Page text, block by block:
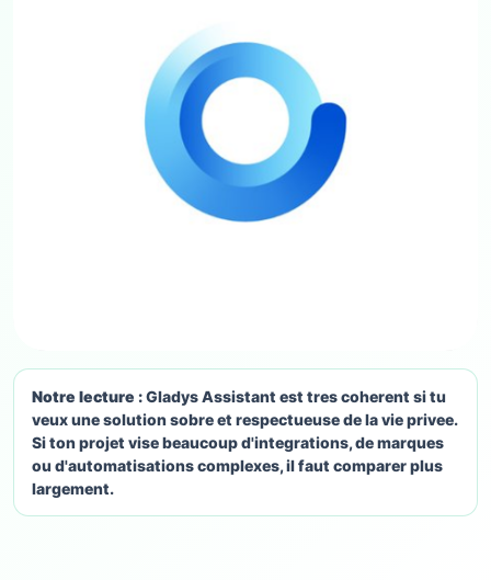
Notre lecture :Gladys Assistant est tres coherent si tu
veux une solution sobre et respectueuse de la vie privee.
Si ton projet vise beaucoup d'integrations, de marques
ou d'automatisations complexes, il faut comparer plus
largement.